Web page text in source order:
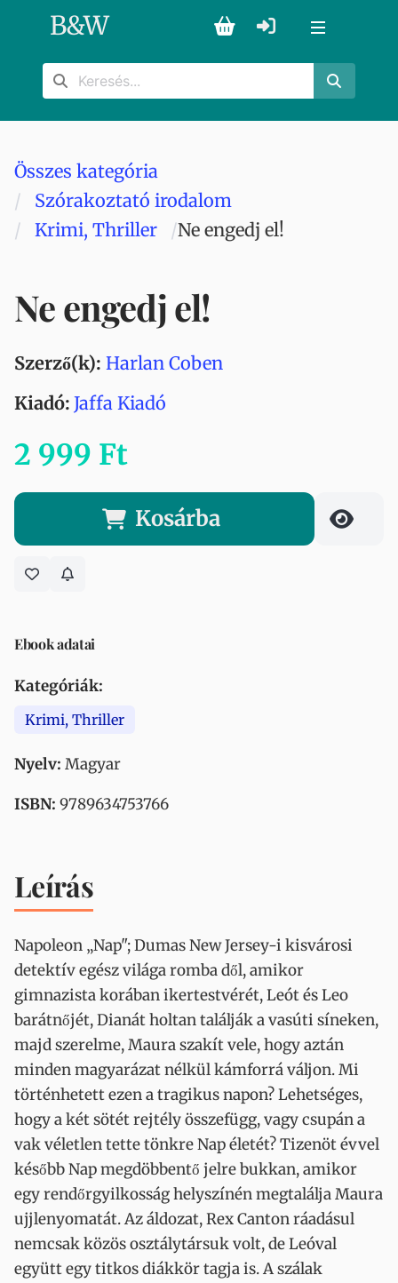
B&W
Összes kategória
Szórakoztató irodalom
Krimi, Thriller
Ne engedj el!
Ne engedj el!
Szerző(k): Harlan Coben
Kiadó: Jaffa Kiadó
2 999 Ft
Kosárba
Ebook adatai
Kategóriák:
Krimi, Thriller
Nyelv: Magyar
ISBN: 9789634753766
Leírás
Napoleon „Nap"; Dumas New Jersey-i kisvárosi
detektív egész világa romba dől, amikor
gimnazista korában ikertestvérét, Leót és Leo
barátnőjét, Dianát holtan találják a vasúti síneken,
majd szerelme, Maura szakít vele, hogy aztán
minden magyarázat nélkül kámforrá váljon. Mi
történhetett ezen a tragikus napon? Lehetséges,
hogy a két sötét rejtély összefügg, vagy csupán a
vak véletlen tette tönkre Nap életét? Tizenöt évvel
később Nap megdöbbentő jelre bukkan, amikor
egy rendőrgyilkosság helyszínén megtalálja Maura
ujjlenyomatát. Az áldozat, Rex Canton ráadásul
nemcsak közös osztálytársuk volt, de Leóval
együtt egy titkos diákkör tagja is. A szálak